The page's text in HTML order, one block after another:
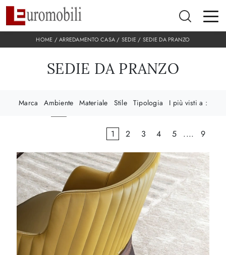
HOME /ARREDAMENTO CASA / SEDIE / SEDIE DA PRANZO
SEDIE DA PRANZO
Marca Ambiente Materiale Stile Tipologia I più visti a :
1 2 3 4 5 .... 9